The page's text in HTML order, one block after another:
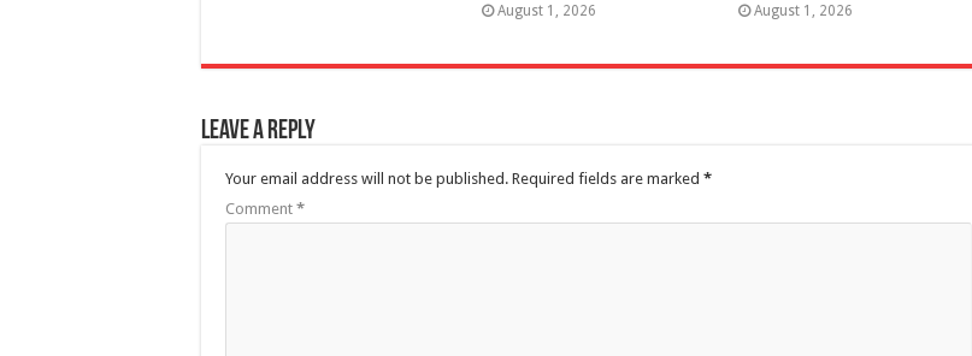
August 1, 2026 August 1, 2026
Leave a Reply
Your email address will not be published. Required fields are marked *
Comment *